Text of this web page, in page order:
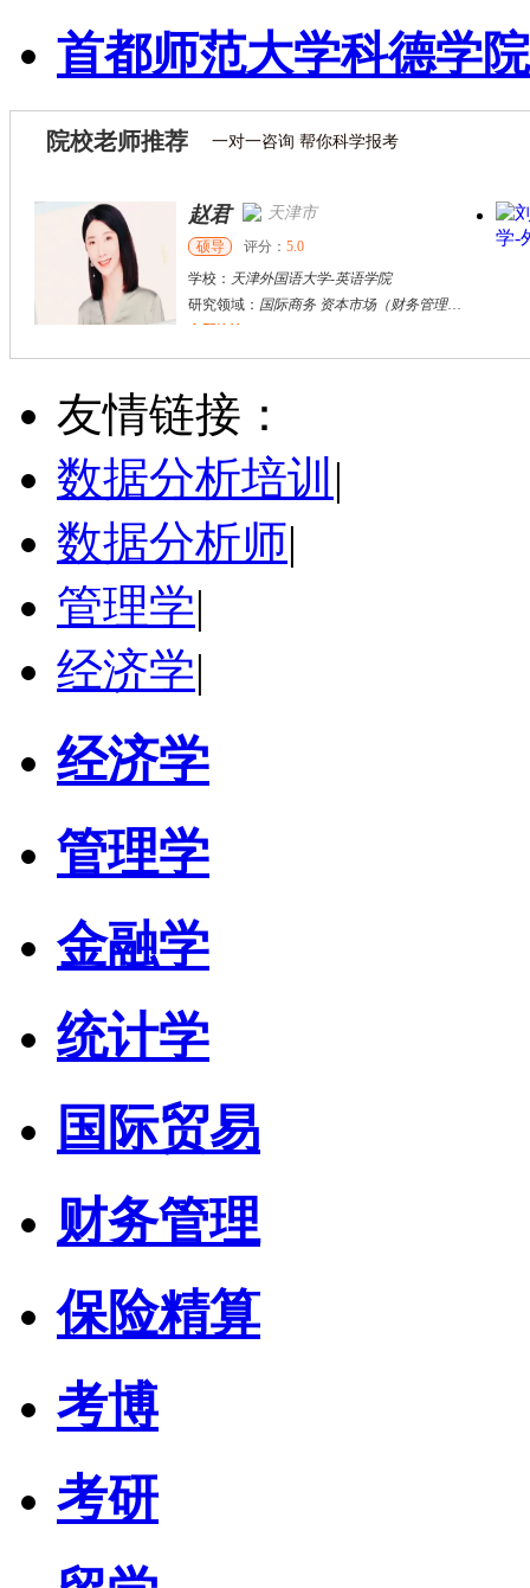
首都师范大学科德学院
院校老师推荐 一对一咨询 帮你科学报考
赵君 天津市
硕导 评分： 5.0
学校： 天津外国语大学-英语学院
研究领域： 国际商务 资本市场（财务管理）区域经济
立即咨询
陈希东 宜昌市
其他
学校：三峡大学
立即咨询
友情链接：
数据分析培训 |
数据分析师|
管理学|
经济学|
经济学
管理学
金融学
统计学
国际贸易
财务管理
保险精算
考博
考研